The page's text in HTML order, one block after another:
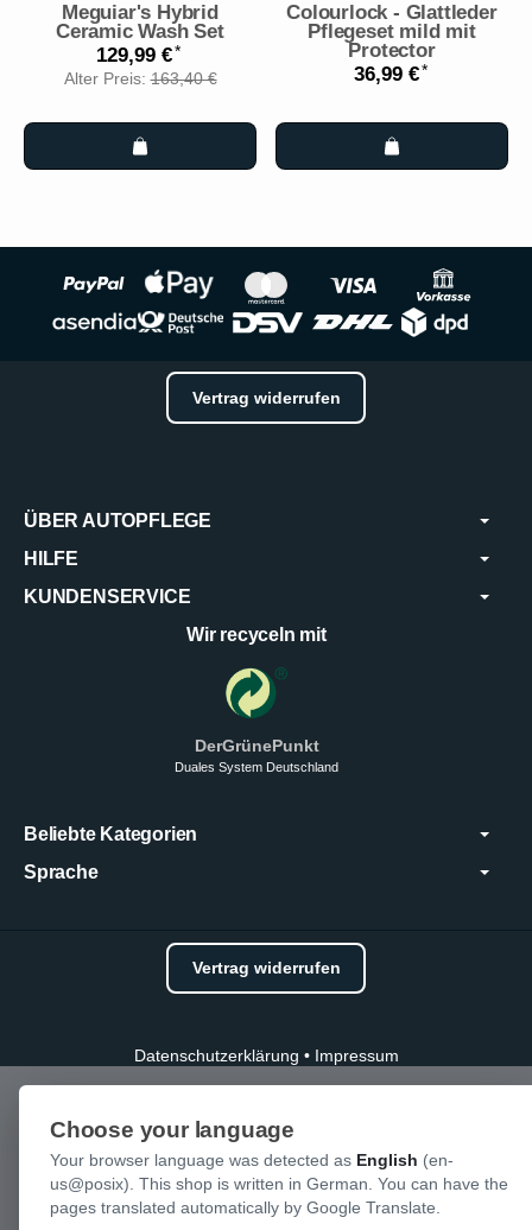
Meguiar's Hybrid
Ceramic Wash Set
129,99 €*
Alter Preis:163,40 €
Colourlock - Glattleder
Pflegeset mild mit
Protector
36,99 €*
Vertrag widerrufen
ÜBER AUTOPFLEGE
HILFE
KUNDENSERVICE
Wir recyceln mit
DerGrünePunkt
Duales System Deutschland
Beliebte Kategorien
Sprache
Vertrag widerrufen
Datenschutzerklärung • Impressum
Choose your language
Your browser language was detected as English (en-
us@posix). This shop is written in German. You can have the
pages translated automatically by Google Translate.